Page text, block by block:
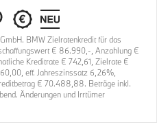
BMW Zielratenkredit für das
€ 86.990,-, Anzahlung €
Kreditrate € 742,61, Zielrate €
eff. Jahreszinssatz 6,26%,
€ 70.488,88. Beträge inkl.
Änderungen und Irrtümer